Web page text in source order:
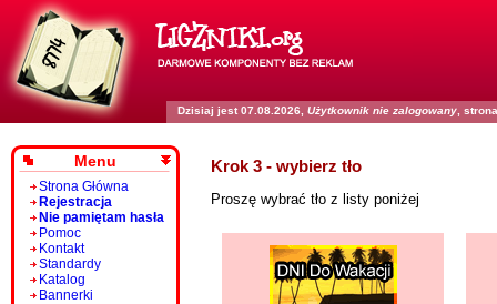
Dzisiaj jest 07.08.2026, Użytkownik nie zalogowany ,
Menu
Strona Główna
Rejestracja
Nie pamiętam hasła
Pomoc
Kontakt
Standardy
Katalog
Bannerki
Krok 3 - wybierz tło
Proszę wybrać tło z listy poniżej